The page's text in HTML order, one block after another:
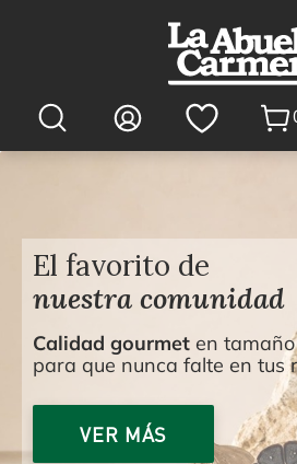
Sectores
RSC
Recetas
El favorito de
nuestra comunidad
Calidad gourmet en
para que nunca falte en tus
VER MÁS